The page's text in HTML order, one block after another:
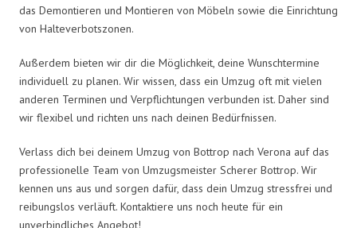
das Demontieren und Montieren von Möbeln sowie die Einrichtung
von Halteverbotszonen.
Außerdem bieten wir dir die Möglichkeit, deine Wunschtermine
individuell zu planen. Wir wissen, dass ein Umzug oft mit vielen
anderen Terminen und Verpflichtungen verbunden ist. Daher sind
wir flexibel und richten uns nach deinen Bedürfnissen.
Verlass dich bei deinem Umzug von Bottrop nach Verona auf das
professionelle Team von Umzugsmeister Scherer Bottrop. Wir
kennen uns aus und sorgen dafür, dass dein Umzug stressfrei und
reibungslos verläuft. Kontaktiere uns noch heute für ein
unverbindliches Angebot!